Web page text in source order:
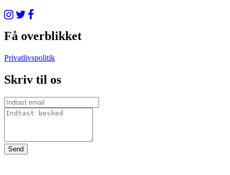
Få overblikket
Privatlivspolitik
Skriv til os